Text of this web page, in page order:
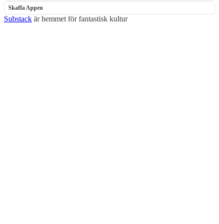
Skaffa Appen
Substack är hemmet för fantastisk kultur